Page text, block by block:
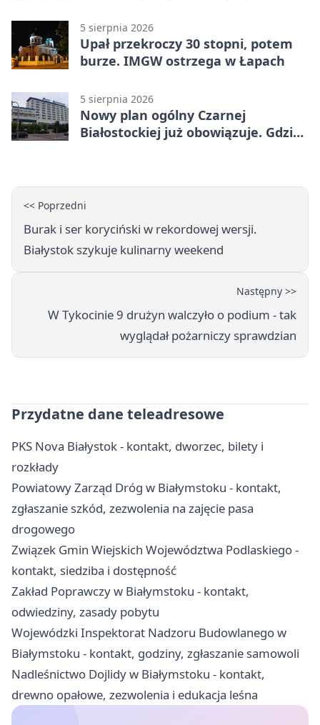
5 sierpnia 2026
Upał przekroczy 30 stopni, potem
burze. IMGW ostrzega w Łapach
5 sierpnia 2026
Nowy plan ogólny Czarnej
Białostockiej już obowiązuje. Gdzie
<< Poprzedni
Burak i ser koryciński w rekordowej wersji.
Białystok szykuje kulinarny weekend
Następny >>
W Tykocinie 9 drużyn walczyło o podium - tak
wyglądał pożarniczy sprawdzian
Przydatne dane teleadresowe
PKS Nova Białystok - kontakt, dworzec, bilety i
rozkłady
Powiatowy Zarząd Dróg w Białymstoku - kontakt,
zgłaszanie szkód, zezwolenia na zajęcie pasa
drogowego
Związek Gmin Wiejskich Województwa Podlaskiego -
kontakt, siedziba i dostępność
Zakład Poprawczy w Białymstoku - kontakt,
odwiedziny, zasady pobytu
Wojewódzki Inspektorat Nadzoru Budowlanego w
Białymstoku - kontakt, godziny, zgłaszanie samowoli
Nadleśnictwo Dojlidy w Białymstoku - kontakt,
drewno opałowe, zezwolenia i edukacja leśna